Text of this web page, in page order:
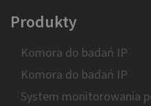
Produkty
Komora do badań IP
Komora do badań IP
System monitorowania